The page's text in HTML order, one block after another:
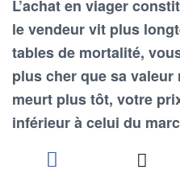
L’achat en viager
le vendeur vit plus
tables de mortalité,
plus cher que sa valeur
meurt plus tôt, votre
inférieur à celui du